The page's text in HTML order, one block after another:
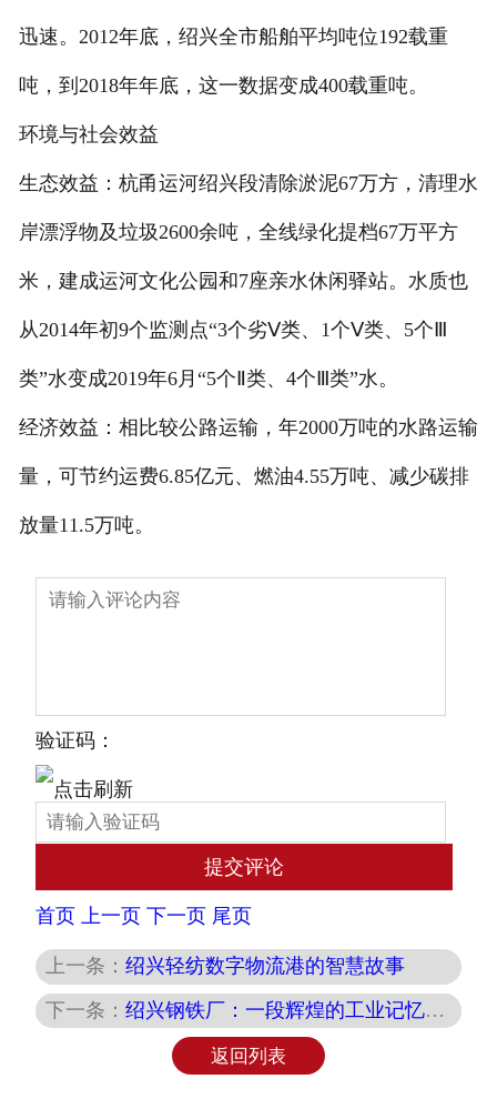
迅速。2012年底，绍兴全市船舶平均吨位192载重
吨，到2018年年底，这一数据变成400载重吨。
环境与社会效益
生态效益：杭甬运河绍兴段清除淤泥67万方，清理水
岸漂浮物及垃圾2600余吨，全线绿化提档67万平方
米，建成运河文化公园和7座亲水休闲驿站。水质也
从2014年初9个监测点“3个劣Ⅴ类、1个Ⅴ类、5个Ⅲ
类”水变成2019年6月“5个Ⅱ类、4个Ⅲ类”水。
经济效益：相比较公路运输，年2000万吨的水路运输
量，可节约运费6.85亿元、燃油4.55万吨、减少碳排
放量11.5万吨。
验证码：
首页 上一页 下一页 尾页
上一条： 绍兴轻纺数字物流港的智慧故事
下一条： 绍兴钢铁厂：一段辉煌的工业记忆与物流传奇
返回列表